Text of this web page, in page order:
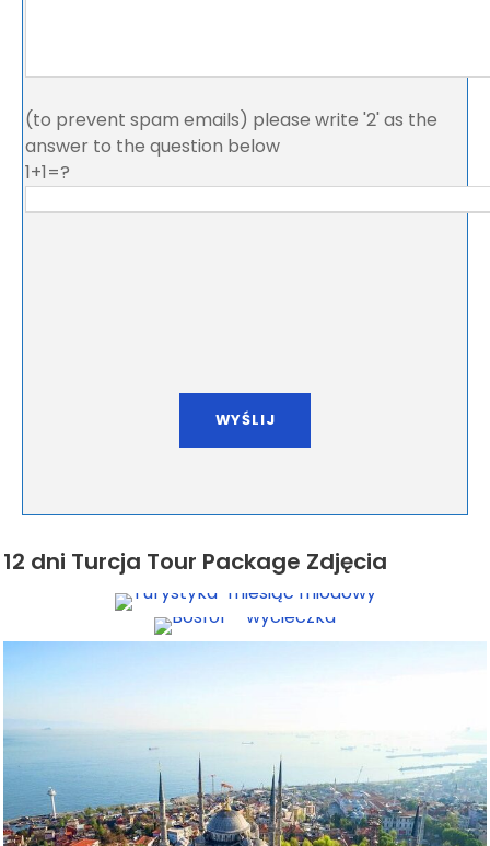
(to prevent spam emails) please write '2' as the
answer to the question below
1+1=?
12 dni Turcja Tour Package Zdjęcia